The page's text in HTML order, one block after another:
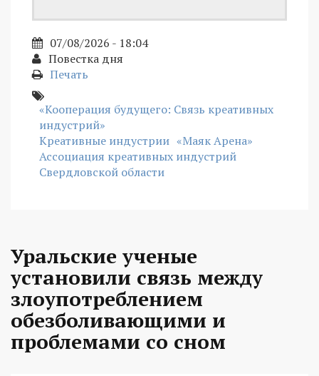
07/08/2026 - 18:04
Повестка дня
Печать
«Кооперация будущего: Связь креативных
индустрий»
Креативные индустрии «Маяк Арена»
Ассоциация креативных индустрий
Свердловской области
Уральские ученые
установили связь между
злоупотреблением
обезболивающими и
проблемами со сном